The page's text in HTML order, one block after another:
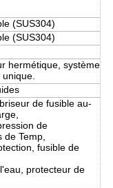
(SUS304)
(SUS304)
hermétique, système
de fusible au-
de
de Temp,
fusible de
protecteur de